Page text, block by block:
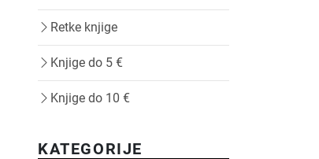
Retke knjige
Knjige do 5 €
Knjige do 10 €
KATEGORIJE